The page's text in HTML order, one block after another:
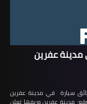
عفرين
سيارة في مدينة عفرين